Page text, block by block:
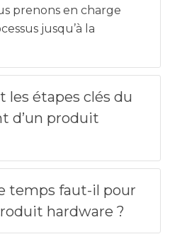
prenons en charge
jusqu’à la
les étapes clés du
d’un produit
temps faut-il pour
hardware ?